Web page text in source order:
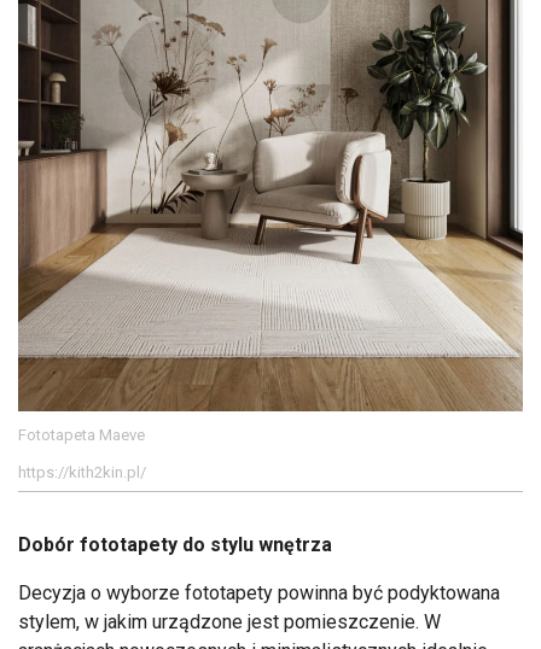
Fototapeta Maeve
https://kith2kin.pl/
Dobór fototapety do stylu wnętrza
Decyzja o wyborze fototapety powinna być podyktowana
stylem, w jakim urządzone jest pomieszczenie. W